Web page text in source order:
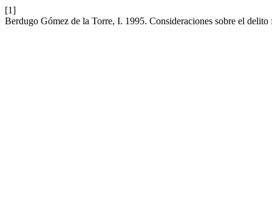
[1]
Berdugo Gómez de la Torre, I. 1995. Consideraciones sobre el